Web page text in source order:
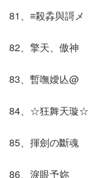
81、≡殺掱與謌メ
82、擎天、傲神
83、暫嘸嬡亾@
84、☆狂舞天璇☆
85、揮劍の斷魂
86、淚眼予妳